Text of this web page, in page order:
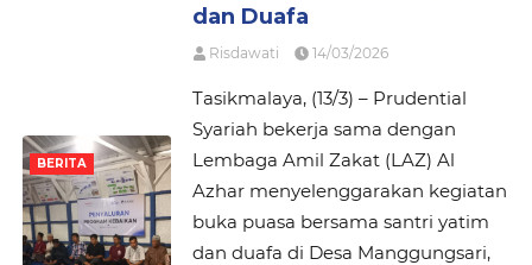
BERITA
dan Duafa
Risdawati 14/03/2026
Tasikmalaya, (13/3) – Prudential
Syariah bekerja sama dengan
Lembaga Amil Zakat (LAZ) Al
Azhar menyelenggarakan kegiatan
buka puasa bersama santri yatim
dan duafa di Desa Manggungsari,